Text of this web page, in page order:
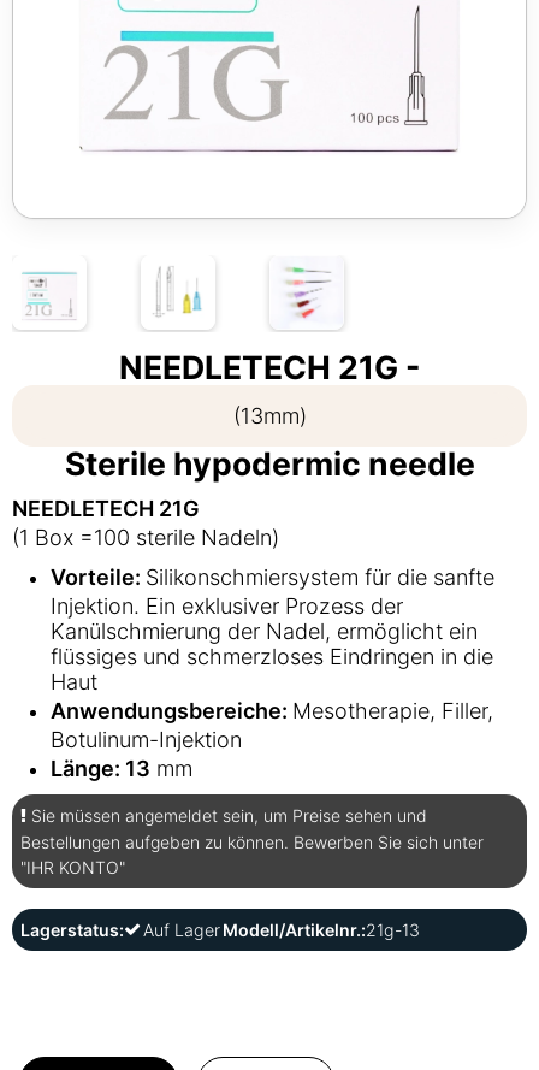
NEEDLETECH 21G -
(13mm)
Sterile hypodermic needle
NEEDLETECH 21G
(1 Box =100 sterile Nadeln)
Vorteile: Silikonschmiersystem für die sanfte
Injektion. Ein exklusiver Prozess der
Kanülschmierung der Nadel, ermöglicht ein
flüssiges und schmerzloses Eindringen in die
Haut
Anwendungsbereiche: Mesotherapie, Filler,
Botulinum-Injektion
Länge: 13 mm
Sie müssen angemeldet sein, um Preise sehen und
Bestellungen aufgeben zu können. Bewerben Sie sich unter
"IHR KONTO"
Lagerstatus: Auf LagerModell/Artikelnr.:21g-13